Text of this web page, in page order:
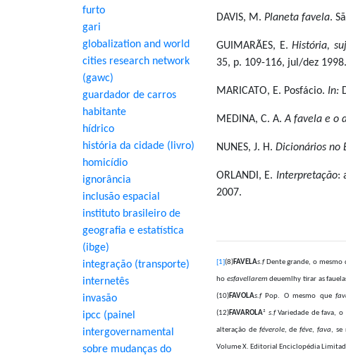
DAVIS, M. Planeta favela.
GUIMARÃES, E.História,
35, p. 109-116, jul/dez 1998.
MARICATO, E. Posfácio. In:
MEDINA, C. A.A favela e o
NUNES, J. H. Dicionários no
ORLANDI, E. Interpretação:
2007.
[1](8)FAVELAs.fDente grande, o mesmo
ho esfavellaremdeuemlhy tirar as
(10)FAVOLAs.fPop. O mesmo que
(12)FAVAROLA² s.fVariedade de fava, o
alteração de féverole, deféve, fava, se
Volume X. Editorial Enciclopédia
furto
gari
globalization and world
cities research network
(gawc)
guardador de carros
habitante
hídrico
história da cidade (livro)
homicídio
ignorância
inclusão espacial
instituto brasileiro de
geografia e estatística
(ibge)
integração (transporte)
internetês
invasão
ipcc (painel
intergovernamental
sobre mudanças do